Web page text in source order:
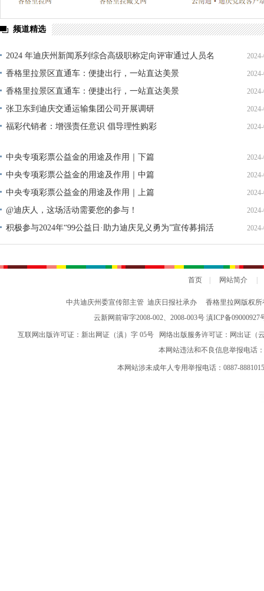
频道精选
2024 年迪庆州新闻系列综合高级职称定向评审通过人员名
单公示
香格里拉景区直通车：便捷出行，一站直达美景
香格里拉景区直通车：便捷出行，一站直达美景
张卫东到迪庆交通运输集团公司开展调研
福彩代销者：增强责任意识 倡导理性购彩
中央专项彩票公益金的用途及作用｜下篇
中央专项彩票公益金的用途及作用｜中篇
中央专项彩票公益金的用途及作用｜上篇
@迪庆人，这场活动需要您的参与！
积极参与2024年“99公益日·助力迪庆见义勇为”宣传募捐活
动倡议书